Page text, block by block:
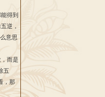
得到
逆，
意思
而是
五
，那